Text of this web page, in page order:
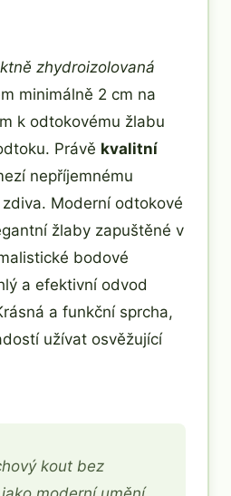
zhydroizolovaná
minimálně 2 cm na
k odtokovému žlabu
Právě kvalitní
nepříjemnému
Moderní odtokové
žlaby zapuštěné v
bodové
a efektivní odvod
a funkční sprcha,
užívat osvěžující
kout bez